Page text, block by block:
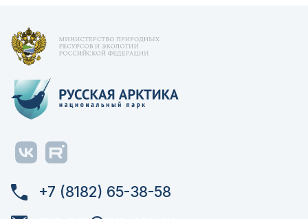
+7 (8182) 65-38-58